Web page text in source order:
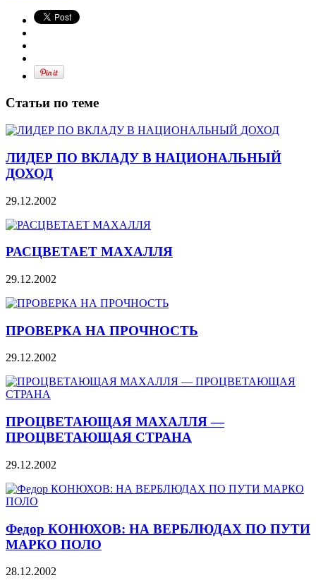
Статьи по теме
ЛИДЕР ПО ВКЛАДУ В НАЦИОНАЛЬНЫЙ
ДОХОД
29.12.2002
РАСЦВЕТАЕТ МАХАЛЛЯ
29.12.2002
ПРОВЕРКА НА ПРОЧНОСТЬ
29.12.2002
ПРОЦВЕТАЮЩАЯ МАХАЛЛЯ —
ПРОЦВЕТАЮЩАЯ СТРАНА
29.12.2002
Федор КОНЮХОВ: НА ВЕРБЛЮДАХ ПО ПУТИ
МАРКО ПОЛО
28.12.2002